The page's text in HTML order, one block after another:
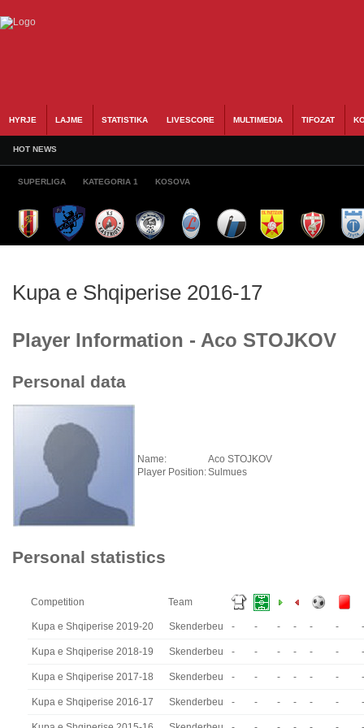
HYRJE LAJME STATISTIKA LIVESCORE MULTIMEDIA TIFOZAT
HOT NEWS
SUPERLIGA KATEGORIA 1 KOSOVA
Kupa e Shqiperise 2016-17
Player Information - Aco STOJKOV
Personal data
Name:
Aco STOJKOV
Player Position:Sulmues
Personal statistics
Competition Team
Kupa e Shqiperise 2019-20 Skenderbeu - - - - - - -
Kupa e Shqiperise 2018-19 Skenderbeu - - - - - - -
Kupa e Shqiperise 2017-18 Skenderbeu - - - - - - -
Kupa e Shqiperise 2016-17 Skenderbeu - - - - - - -